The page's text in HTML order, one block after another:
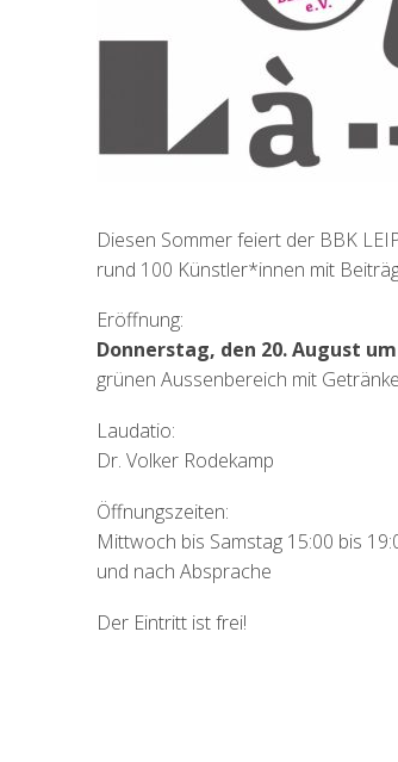
Diesen Sommer feiert der BBK
rund 100 Künstler*innen mit
Eröffnung:
Donnerstag, den 20. August
grünen Aussenbereich mit
Laudatio:
Dr. Volker Rodekamp
Öffnungszeiten:
Mittwoch bis Samstag 15:00 bis
und nach Absprache
Der Eintritt ist frei!